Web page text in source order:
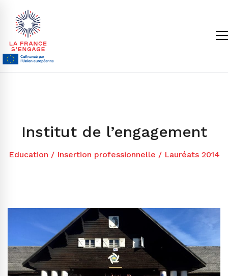
Institut de l’engagement
Education / Insertion professionnelle / Lauréats 2014